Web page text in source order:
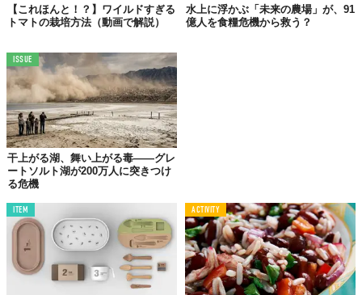
水と栄養剤を入れ、カプセルを挿入したら、スイッチオン。数週
間経つと芽がニョキニョキと伸びてきます。
【これほんと！？】ワイルドすぎる
トマトの栽培方法（動画で解説）
水上に浮かぶ「未来の農場」が、91
億人を食糧危機から救う？
ISSUE
干上がる湖、舞い上がる毒——グレ
ートソルト湖が200万人に突きつけ
る危機
ITEM ACTIVITY